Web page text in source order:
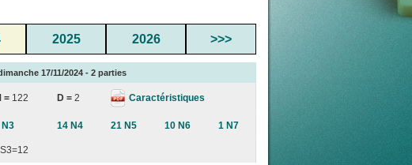
2025 2026 >>>
17/11/2024 - 2 parties
= 122 D = 2 Caractéristiques
N3 14 N4 21 N5 10 N6 1 N7